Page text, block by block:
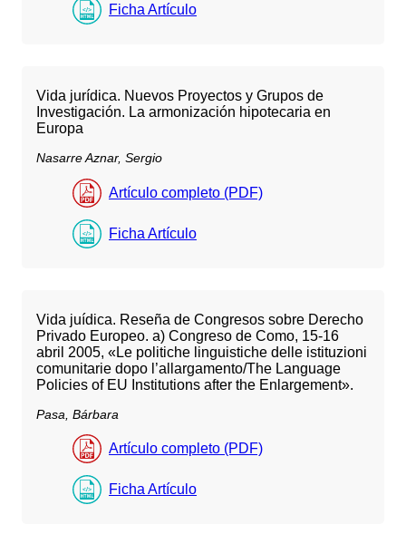
Ficha Artículo
Vida jurídica. Nuevos Proyectos y Grupos de
Investigación. La armonización hipotecaria en
Europa
Nasarre Aznar, Sergio
Artículo completo (PDF)
Ficha Artículo
Vida juídica. Reseña de Congresos sobre Derecho
Privado Europeo. a) Congreso de Como, 15-16
abril 2005, «Le politiche linguistiche delle istituzioni
comunitarie dopo l’allargamento/The Language
Policies of EU Institutions after the Enlargement».
Pasa, Bárbara
Artículo completo (PDF)
Ficha Artículo